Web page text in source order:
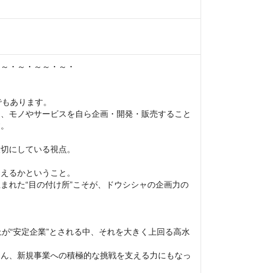
・～・～～・～・
あります。
モノやサービスを自ら企画・開発・販売すること
にしている視点。
るかということ。
れた“目の付け所”こそが、ドウシシャの企画力の
“安定企業”とされる中、それを大きく上回る高水
、新規事業への積極的な挑戦を支える力にもなっ